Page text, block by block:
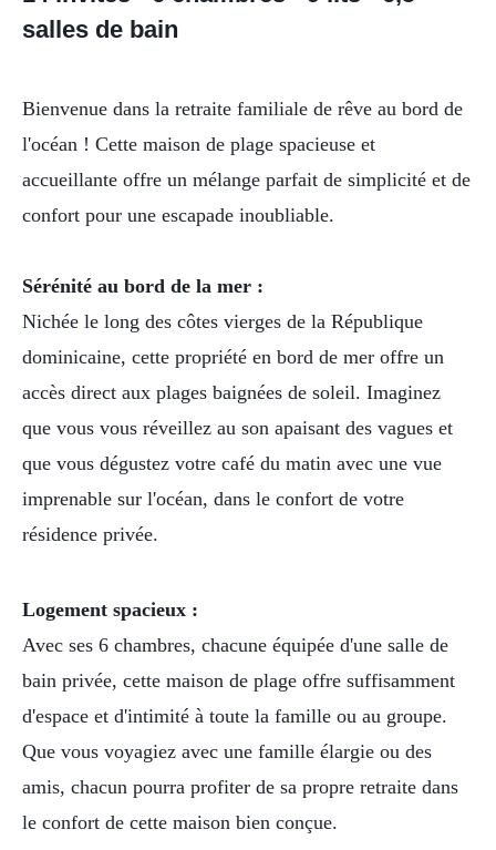
salles de bain
Bienvenue dans la retraite familiale de rêve au bord de
l'océan ! Cette maison de plage spacieuse et
accueillante offre un mélange parfait de simplicité et de
confort pour une escapade inoubliable.
Sérénité au bord de la mer :
Nichée le long des côtes vierges de la République
dominicaine, cette propriété en bord de mer offre un
accès direct aux plages baignées de soleil. Imaginez
que vous vous réveillez au son apaisant des vagues et
que vous dégustez votre café du matin avec une vue
imprenable sur l'océan, dans le confort de votre
résidence privée.
Logement spacieux :
Avec ses 6 chambres, chacune équipée d'une salle de
bain privée, cette maison de plage offre suffisamment
d'espace et d'intimité à toute la famille ou au groupe.
Que vous voyagiez avec une famille élargie ou des
amis, chacun pourra profiter de sa propre retraite dans
le confort de cette maison bien conçue.